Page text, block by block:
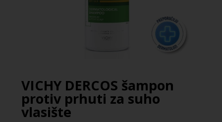
VICHY DERCOS šampon
protiv prhuti za suho
vlasište